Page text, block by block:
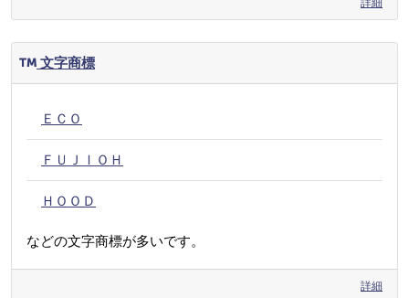
文字商標
ＥＣＯ
ＦＵＪＩＯＨ
ＨＯＯＤ
などの文字商標が多いです。
詳細